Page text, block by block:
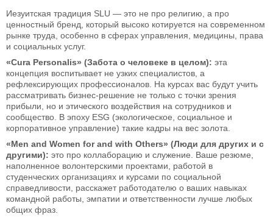
Иезуитская традиция SLU — это не про религию, а про
ценностный бренд, который высоко котируется на современном
рынке труда, особенно в сферах управления, медицины, права
и социальных услуг.
«Cura Personalis» (Забота о человеке в целом): эта
концепция воспитывает не узких специалистов, а
рефлексирующих профессионалов. На курсах вас будут учить
рассматривать бизнес-решение не только с точки зрения
прибыли, но и этического воздействия на сотрудников и
сообщество. В эпоху ESG (экологическое, социальное и
корпоративное управление) такие кадры на вес золота.
«Men and Women for and with Others» (Люди для других и с
другими): это про коллаборацию и служение. Ваше резюме,
наполненное волонтерскими проектами, работой в
студенческих организациях и курсами по социальной
справедливости, расскажет работодателю о ваших навыках
командной работы, эмпатии и ответственности лучше любых
общих фраз.